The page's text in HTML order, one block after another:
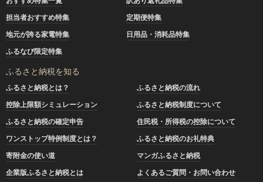
担当者おすすめ特集
定期便特集
地元が誇る家電特集
日用品・消耗品特集
ふるなび限定特集
ふるさと納税を知る
ふるさと納税とは？
ふるさと納税の流れ
控除上限額シミュレーション
ふるさと納税制度について
ふるさと納税の確定申告
住民税・所得税の控除について
ワンストップ特例制度とは？
ふるさと納税のお礼特典
寄附金の使い道
マンガふるさと納税
企業版ふるさと納税とは
よくあるご質問・お問い合わせ